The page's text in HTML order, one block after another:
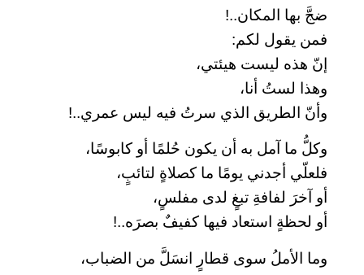
ضجَّ بها المكان..!
فمن يقول لكم:
إنّ هذه ليست هيئتي،
وهذا لستُ أنا،
وأنّ الطريق الذي سرتُ فيه ليس عمري..!
وكلُّ ما آمل به أن يكون حُلمًا أو كابوسًا،
فلعلّي أجدني يومًا ما كصلاةٍ لتائبٍ،
أو آخرَ لفافةِ تبغٍ لدى مفلسٍ،
أو لحظةٍ استعاد فيها كفيفٌ بصرَه..!
وما الأملُ سوى قطارٍ انسَلَّ من الضباب،